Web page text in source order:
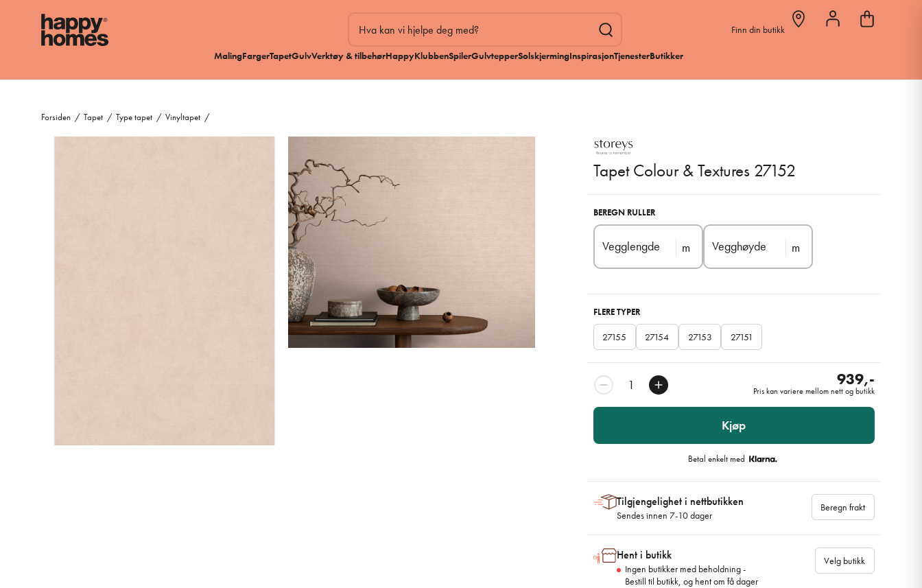
Finn din butikk
MalingFargerTapetGulvVerktøy & tilbehørHappyKlubbenSpilerGulvtepperSolskjermingInspirasjonTjenesterButikker
Forsiden / Tapet / Type tapet / Vinyltapet /
Tapet Colour & Textures 27152
BEREGN RULLER
Vegglengde m Vegghøyde m
FLERE TYPER
27155 27154 27153 27151
939,-
Pris kan variere mellom nett og butikk
Kjøp
Betal enkelt med
Tilgjengelighet i nettbutikken
Sendes innen 7-10 dager
Beregn frakt
Hent i butikk
Ingen butikker med beholdning -
Bestill til butikk, og hent om få dager
Velg butikk